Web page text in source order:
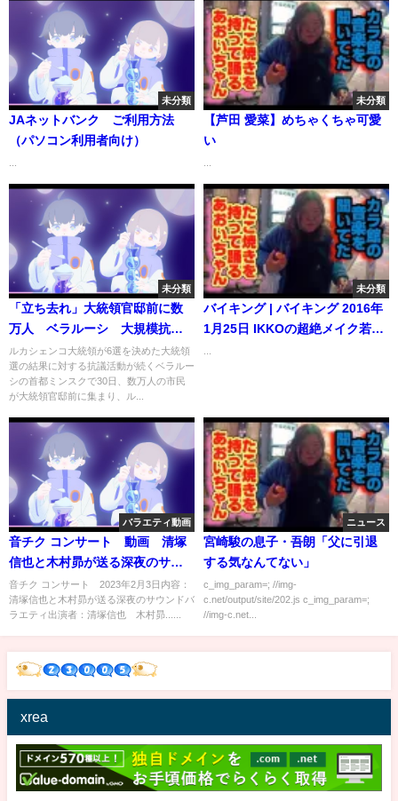
未分類
JAネットバンク ご利用方法
（パソコン利用者向け）
未分類
【芦田 愛菜】めちゃくちゃ可愛
い
未分類
「立ち去れ」大統領官邸前に数
万人 ベラルーシ 大規模抗
議、3週連続
ルカシェンコ大統領が6選を決めた大統領
選の結果に対する抗議活動が続くベラルー
シの首都ミンスクで30日、数万人の市民
が大統領官邸前に集まり、ル...
未分類
バイキング | バイキング 2016年
1月25日 IKKOの超絶メイク若返
バラエティ動画
音チク コンサート 動画 清塚
信也と木村昴が送る深夜のサウ
ンドバラエティ 2月3日
音チク コンサート 2023年2月3日内容：
清塚信也と木村昴が送る深夜のサウンドバ
ラエティ出演者：清塚信也 木村昴......
ニュース
宮崎駿の息子・吾朗「父に引退
する気なんてない」
c_img_param=; //img-
c.net/output/site/202.js c_img_param=;
//img-c.net...
xrea